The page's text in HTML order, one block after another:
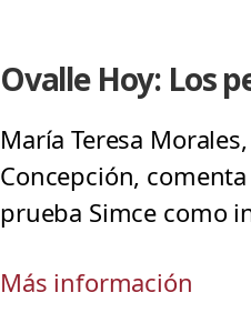
Ovalle Hoy: Los
María Teresa
Concepción,
prueba Simce como
Más información